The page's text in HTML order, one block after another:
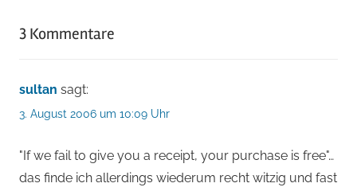
3 Kommentare
sultan sagt:
3. August 2006 um 10:09 Uhr
"If we fail to give you a receipt, your purchase is free"…
das finde ich allerdings wiederum recht witzig und fast